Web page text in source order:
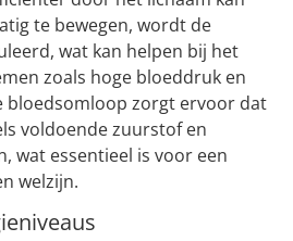
te bewegen, wordt de
wat kan helpen bij het
zoals hoge bloeddruk en
bloedsomloop zorgt ervoor dat
voldoende zuurstof en
wat essentieel is voor een
welzijn.